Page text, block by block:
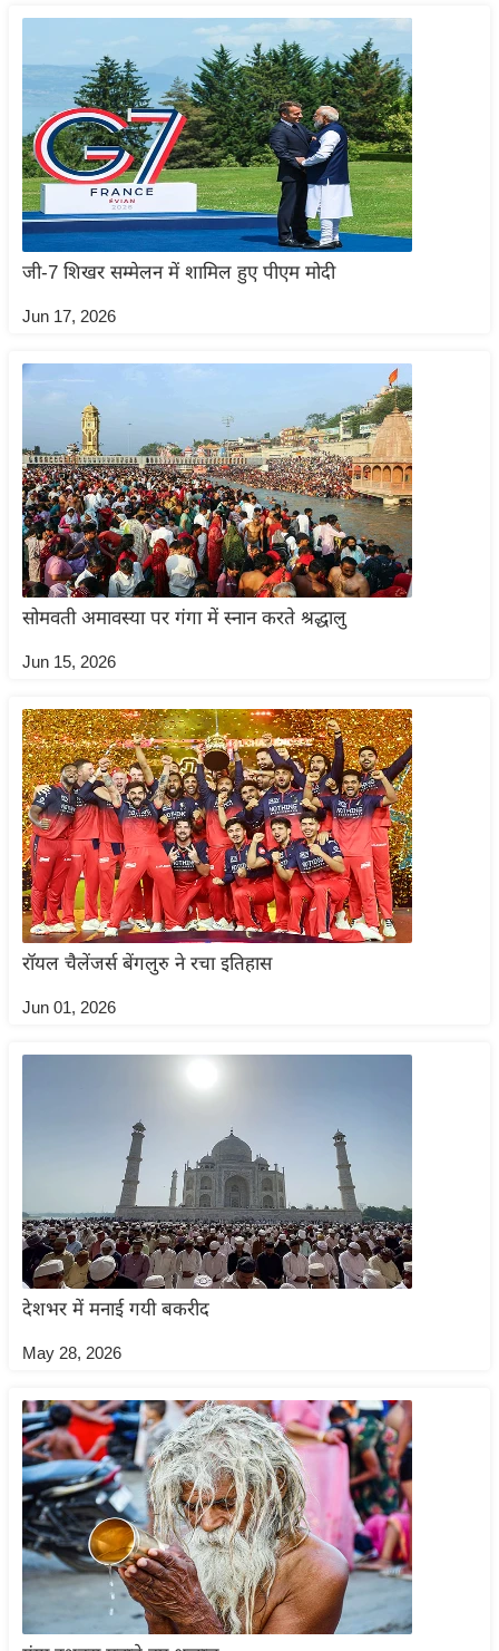
ध
र्म
ज्यो
ति
ष
प्र
भु
म
हि
/
स्थ
ल
व्र
त
त्यो
हा
रा
फ
ल
वि
शे
ष
वि
श्ले
ष
ण
ट्रें
ग
k
L
n
s
वि
धा
न
स
भा
चु
ना
फो
जी-7 शिखर सम्मेलन में शामिल हुए पीएम मोदी
Jun 17, 2026
सोमवती अमावस्या पर गंगा में स्नान करते श्रद्धालु
Jun 15, 2026
रॉयल चैलेंजर्स बेंगलुरु ने रचा इतिहास
Jun 01, 2026
देशभर में मनाई गयी बकरीद
May 28, 2026